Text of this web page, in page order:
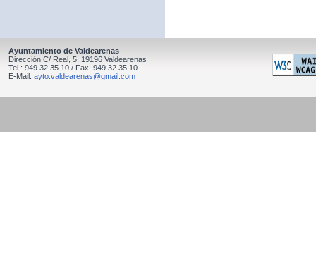
Ayuntamiento de Valdearenas
Dirección C/ Real, 5, 19196 Valdearenas
Tel.: 949 32 35 10 / Fax: 949 32 35 10
E-Mail: ayto.valdearenas@gmail.com